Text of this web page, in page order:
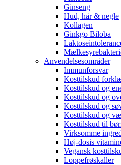
Ginseng
Hud, hår & negle
Kollagen
Ginkgo Biloba
Anvendelsesområder
Immunforsvar
Kosttilskud
Kosttilskud og
Kosttilskud og
Kosttilskud og
Kosttilskud og
Kosttilskud til
Virksomme
Høj-dosis
Vegansk
Loppefrøskaller